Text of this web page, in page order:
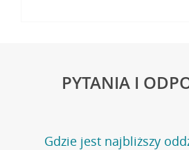
PYTANIA I
Gdzie jest najbliższy